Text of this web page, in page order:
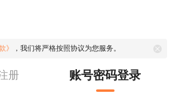
》 ，我们将严格按照协议为您服务。
册 账号密码登录